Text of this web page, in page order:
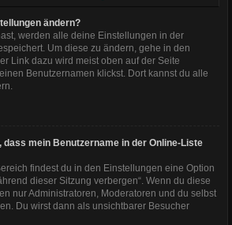
ändern?
werden alle deine Einstellungen in der
Um diese zu ändern, gehe in den
Link dazu wird meist oben auf der Seite
Benutzernamen klickst. Dort kannst du alle
dass mein Benutzername in der Online-Liste
findest du in den Einstellungen eine Option
dieser Sitzung verbergen“. Wenn du diese
nur Administratoren, Moderatoren und du selbst
Du wirst dann als unsichtbarer Besucher